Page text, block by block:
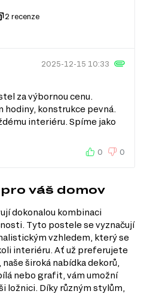
2 recenze
2025-12-15 10:33
za výbornou cenu.
hodiny, konstrukce pevná.
interiéru. Spíme jako
0 0
váš domov
dokonalou kombinaci
Tyto postele se vyznačují
vzhledem, který se
interiéru. Ať už preferujete
široká nabídka dekorů,
nebo grafit, vám umožní
ložnici. Díky různým stylům,